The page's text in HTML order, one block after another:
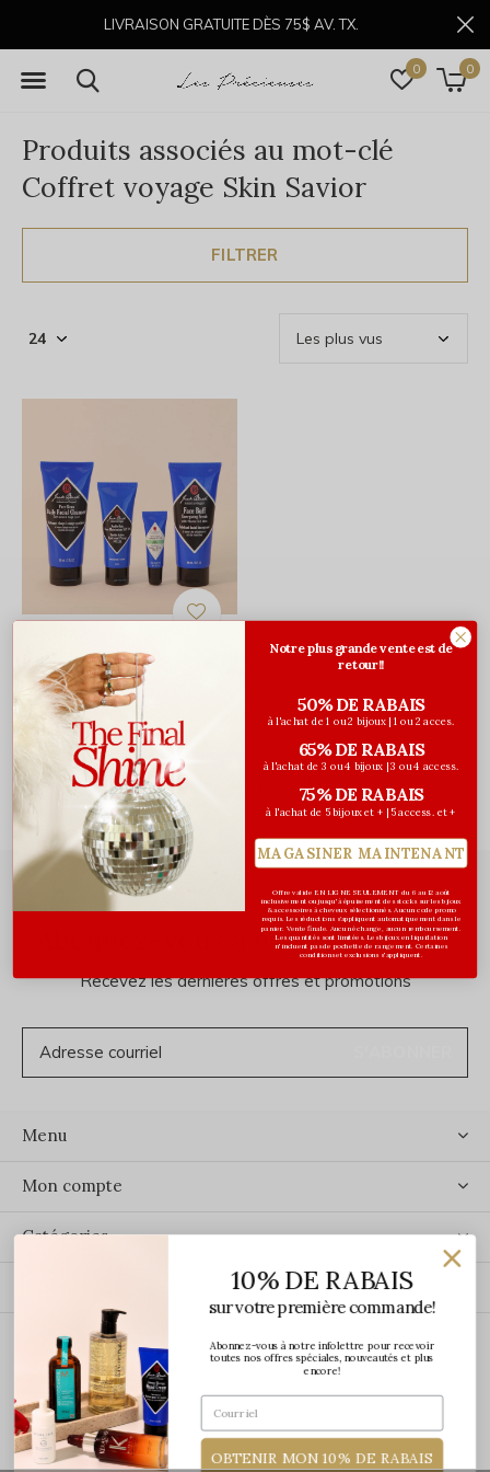
0 0
LIVRAISON GRATUITE DÈS 75$ AV. TX.
Produits associés au mot-clé
Coffret voyage Skin Savior
FILTRER
Coffret Skin Saviors -
Format voyage
60,00$CA 81,00$CA
Avant les taxes
Vu de 1 à 1 produits
Abonnez-vous à notre infolettre
Recevez les dernières offres et promotions
Menu
Mon compte
Catégories
ÉCRIVEZ-NOUS
Notre plus grande vente est de
retour!!
50% DE RABAIS
à l'achat de 1 ou 2 bijoux | 1 ou 2 acces.
65% DE RABAIS
à l'achat de 3 ou 4 bijoux | 3 ou 4 access.
75% DE RABAIS
à l'achat de 5 bijoux et + | 5 access. et +
MAGASINER MAINTENANT
Offre valide EN LIGNE SEULEMENT du 6 au 12 août
inclusivement ou jusqu'à épuisement des stocks sur les bijoux
& accessoires à cheveux sélectionnés. Aucun code promo
requis. Les réductions s’appliquent automatiquement dans le
panier. Vente finale. Aucun échange, aucun remboursement.
Les quantités sont limitées. Les bijoux en liquidation
n'incluent pas de pochette de rangement. Certaines
conditions et exclusions s'appliquent.
10% DE RABAIS
sur votre première commande!
Abonnez-vous à notre infolettre pour recevoir
toutes nos offres spéciales, nouveautés et plus
encore!
OBTENIR MON 10% DE RABAIS